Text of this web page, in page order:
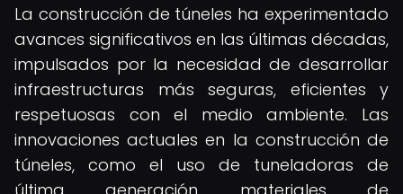
La construcción de túneles ha experimentado
avances significativos en las últimas décadas,
impulsados por la necesidad de desarrollar
infraestructuras más seguras, eficientes y
respetuosas con el medio ambiente. Las
innovaciones actuales en la construcción de
túneles, como el uso de tuneladoras de